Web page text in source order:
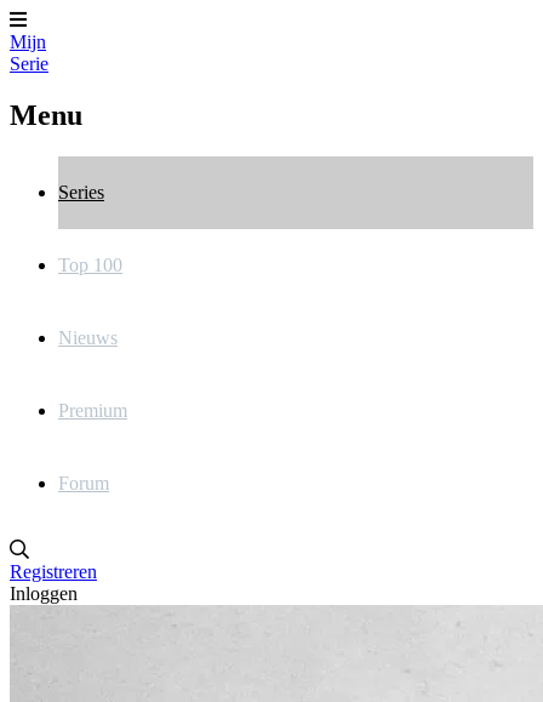
Mijn
Serie
Menu
Series
Top 100
Nieuws
Premium
Forum
Registreren
Inloggen